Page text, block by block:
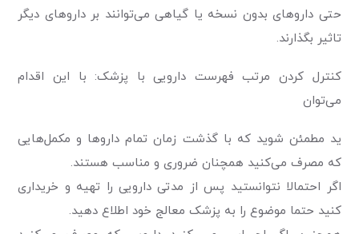
حتی داروهای بدون نسخه یا گیاهی می‌توانند بر داروهای دیگر
تاثیر بگذارند.
کنترل کردن مرتب فهرست دارویی با پزشک: با این اقدام
می‌توان
ید مطمئن شوید که با گذشت زمان تمام داروها و مکمل‌هایی
که مصرف می‌کنید همچنان ضروری و مناسب هستند.
اگر احتمالا نتوانستید پس از مدتی دارویی را تهیه و خریداری
کنید حتما موضوع را به پزشک معالج خود اطلاع دهید.